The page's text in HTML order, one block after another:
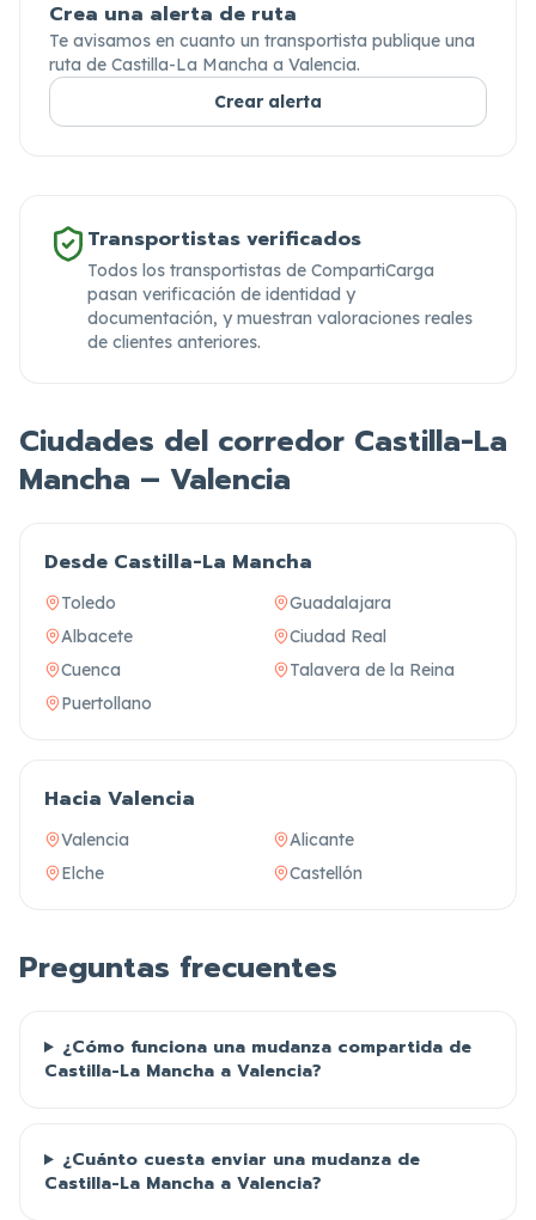
Crea una alerta de ruta
Te avisamos en cuanto un transportista publique una
ruta de Castilla-La Mancha a Valencia.
Crear alerta
Transportistas verificados
Todos los transportistas de CompartiCarga
pasan verificación de identidad y
documentación, y muestran valoraciones reales
de clientes anteriores.
Ciudades del corredor Castilla-La
Mancha – Valencia
Desde Castilla-La Mancha
Toledo
Guadalajara
Albacete
Ciudad Real
Cuenca
Talavera de la Reina
Puertollano
Hacia Valencia
Valencia
Alicante
Elche
Castellón
Preguntas frecuentes
¿Cómo funciona una mudanza compartida de
Castilla-La Mancha a Valencia?
¿Cuánto cuesta enviar una mudanza de
Castilla-La Mancha a Valencia?